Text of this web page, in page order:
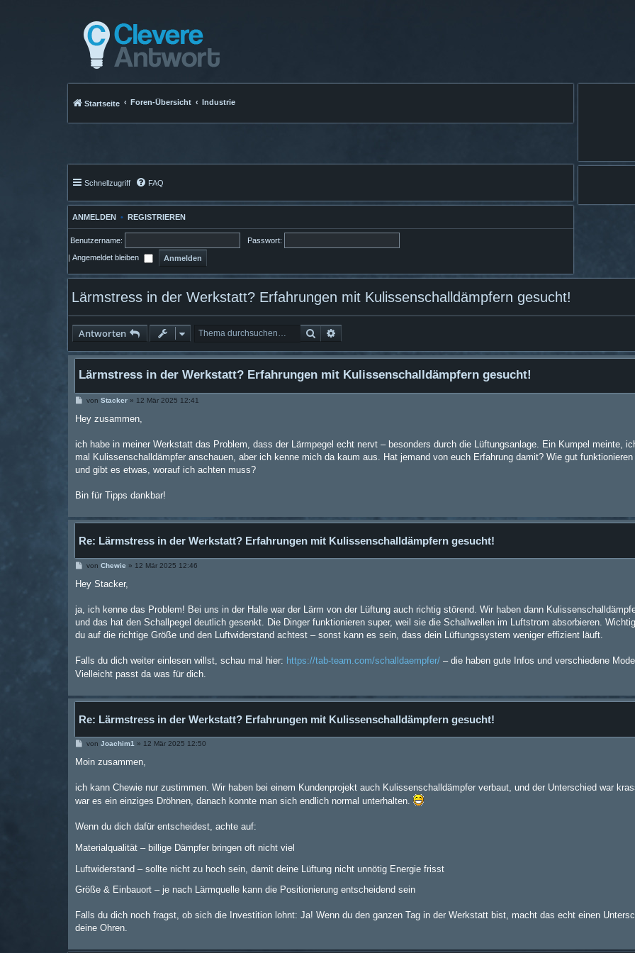
Startseite Foren-Übersicht Industrie
Schnellzugriff FAQ
ANMELDEN • REGISTRIEREN
Benutzername: Passwort:
Angemeldet bleiben
Lärmstress in der Werkstatt? Erfahrungen mit Kulissenschalldämpfern gesucht!
Antworten Suche
Lärmstress in der Werkstatt? Erfahrungen mit Kulissenschalldämpfern gesucht!
B
i
a
von Stacker» 12 Mär 2025 12:41
Hey zusammen,
ich habe in meiner Werkstatt das Problem, dass der Lärmpegel echt nervt – besonders durch die Lüftungsanlage. Ein Kumpel meinte,
mal Kulissenschalldämpfer anschauen, aber ich kenne mich da kaum aus. Hat jemand von euch Erfahrung damit? Wie gut
und gibt es etwas, worauf ich achten muss?
Bin für Tipps dankbar!
Re: Lärmstress in der Werkstatt? Erfahrungen mit Kulissenschalldämpfern gesucht!
B
i
g
von Chewie » 12 Mär 2025 12:46
Hey Stacker,
ja, ich kenne das Problem! Bei uns in der Halle war der Lärm von der Lüftung auch richtig störend. Wir haben dann
und das hat den Schallpegel deutlich gesenkt. Die Dinger funktionieren super, weil sie die Schallwellen im Luftstrom absorbieren.
du auf die richtige Größe und den Luftwiderstand achtest – sonst kann es sein, dass dein Lüftungssystem weniger effizient läuft.
Falls du dich weiter einlesen willst, schau mal hier: https://tab-team.com/schalldaempfer/ – die haben gute Infos und verschiedene
Vielleicht passt da was für dich.
Re: Lärmstress in der Werkstatt? Erfahrungen mit Kulissenschalldämpfern gesucht!
B
i
a
von Joachim1» 12 Mär 2025 12:50
Moin zusammen,
ich kann Chewie nur zustimmen. Wir haben bei einem Kundenprojekt auch Kulissenschalldämpfer verbaut, und der Unterschied war
war es ein einziges Dröhnen, danach konnte man sich endlich normal unterhalten.
Wenn du dich dafür entscheidest, achte auf:
Materialqualität – billige Dämpfer bringen oft nicht viel
Luftwiderstand – sollte nicht zu hoch sein, damit deine Lüftung nicht unnötig Energie frisst
Größe & Einbauort – je nach Lärmquelle kann die Positionierung entscheidend sein
Falls du dich noch fragst, ob sich die Investition lohnt: Ja! Wenn du den ganzen Tag in der Werkstatt bist, macht das echt einen
deine Ohren.